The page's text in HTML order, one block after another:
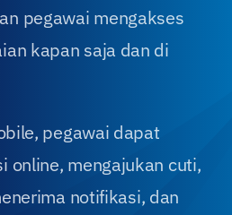
pegawai mengakses
kapan saja dan di
pegawai dapat
online, mengajukan cuti,
notifikasi, dan